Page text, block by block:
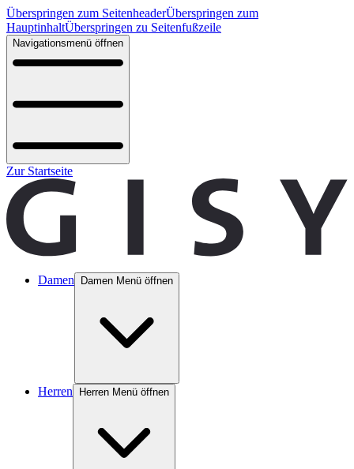
Überspringen zum SeitenheaderÜberspringen zum
HauptinhaltÜberspringen zu Seitenfußzeile
Navigationsmenü öffnen
Zur Startseite
Damen Damen Menü öffnen
Herren Herren Menü öffnen